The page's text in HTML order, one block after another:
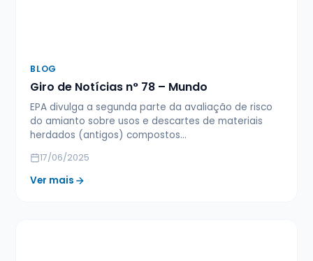
BLOG
Giro de Notícias n° 78 – Mundo
EPA divulga a segunda parte da avaliação de risco
do amianto sobre usos e descartes de materiais
herdados (antigos) compostos…
17/06/2025
Ver mais